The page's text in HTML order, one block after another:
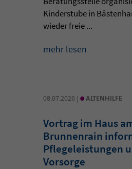
Kinderstube in
wieder freie ...
mehr lesen
08.07.2026 | • ALTENHILFE
Vortrag im Haus
Brunnenrain
Pflegeleistungen
Vorsorge